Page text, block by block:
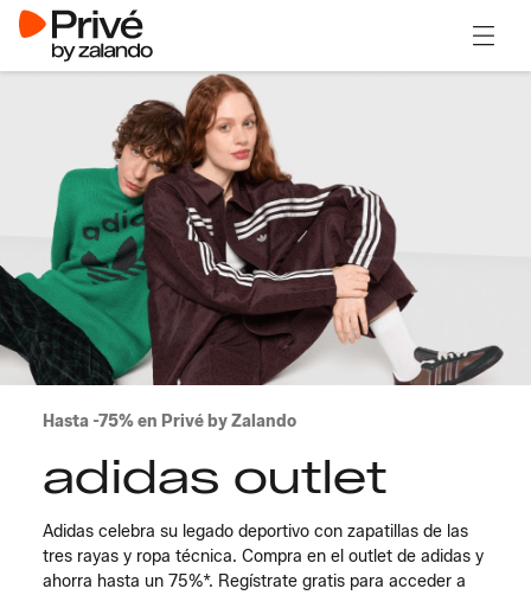
Hasta -75% en Privé by Zalando
adidas outlet
Adidas celebra su legado deportivo con zapatillas de las
tres rayas y ropa técnica. Compra en el outlet de adidas y
ahorra hasta un 75%*. Regístrate gratis para acceder a